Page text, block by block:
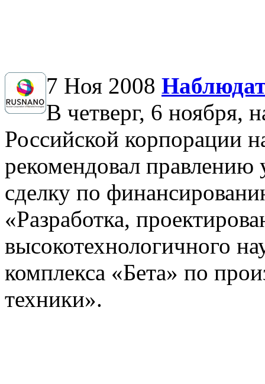
7 Ноя 2008
В четверг, 6 ноября,
Российской
рекомендовал
сделку по
«Разработка,
высокотехнологичного
комплекса «Бета» по
техники».